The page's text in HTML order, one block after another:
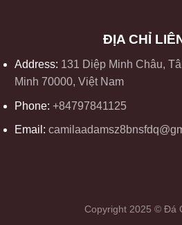
ĐỊA CHỈ
Address: 131 Diệp Minh Châu,
Minh 70000, Việt Nam
Phone: +84797841125
Email:
Copyright 2025 © Đá